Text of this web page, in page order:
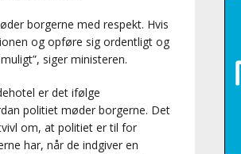
borgerne med respekt. Hvis
og opføre sig ordentligt og
siger ministeren.
er det ifølge
politiet møder borgerne. Det
om, at politiet er til for
har, når de indgiver en